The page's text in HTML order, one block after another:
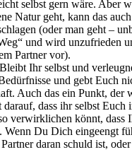
selbst gern wäre. Aber
Natur geht, kann das
(oder man geht –
und wird unzufrieden
Partner vor).
Ihr selbst und
und gebt Euch
Auch das ein Punkt, der
dass ihr selbst Euch
verwirklichen könnt, dass
Wenn Du Dich eingeengt
daran schuld ist,